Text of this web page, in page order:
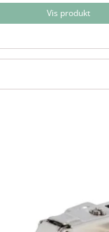
Vis produkt